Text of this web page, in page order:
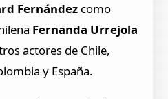
Fernández como
Fernanda Urrejola
actores de Chile,
y España.